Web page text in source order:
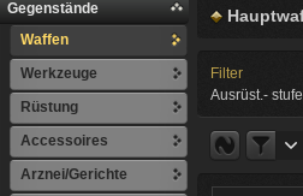
Gegenstände
Waffen
Werkzeuge
Rüstung
Accessoires
Arznei/Gerichte
Filter
Ausrüst.-